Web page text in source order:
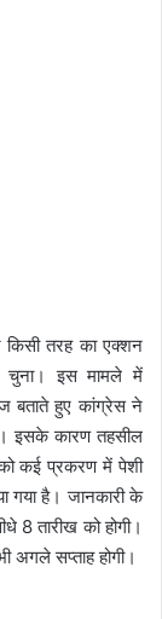
किसी तरह का एक्शन
चुना। इस मामले में
बताते हुए कांग्रेस ने
इसके कारण तहसील
कई प्रकरण में पेशी
गया है। जानकारी के
8 तारीख को होगी।
अगले सप्ताह होगी।